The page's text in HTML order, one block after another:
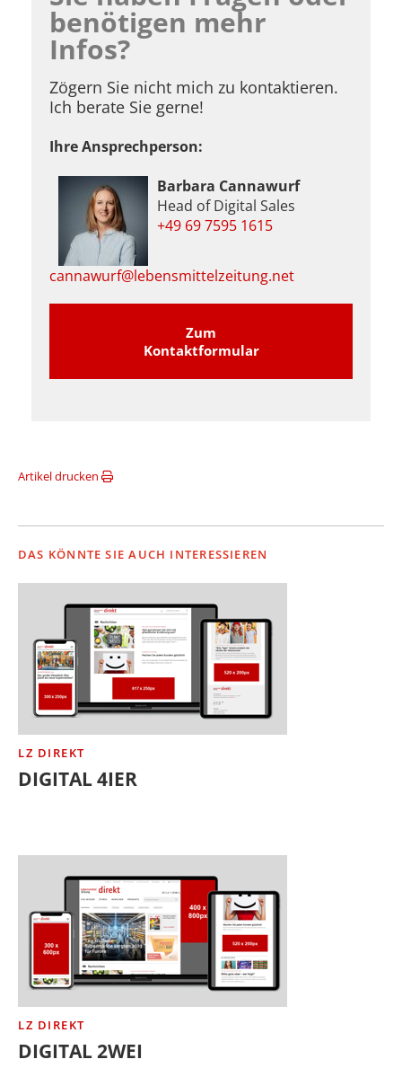
benötigen mehr
Infos?
Zögern Sie nicht mich zu kontaktieren.
Ich berate Sie gerne!
Ihre Ansprechperson:
Barbara Cannawurf
Head of Digital Sales
+49 69 7595 1615
cannawurf@lebensmittelzeitung.net
Zum
Kontaktformular
Artikel drucken
DAS KÖNNTE SIE AUCH INTERESSIEREN
LZ DIREKT
DIGITAL 4IER
LZ DIREKT
DIGITAL 2WEI